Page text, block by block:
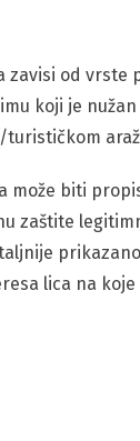
od vrste
koji je
može biti
zaštite
lica na